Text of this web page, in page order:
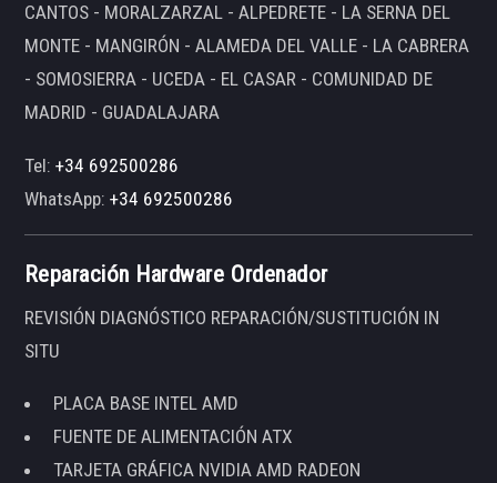
CANTOS - MORALZARZAL - ALPEDRETE - LA SERNA DEL
MONTE - MANGIRÓN - ALAMEDA DEL VALLE - LA CABRERA
- SOMOSIERRA - UCEDA - EL CASAR - COMUNIDAD DE
MADRID - GUADALAJARA
Tel:+34 692500286
WhatsApp:+34 692500286
Reparación Hardware Ordenador
REVISIÓN DIAGNÓSTICO REPARACIÓN/SUSTITUCIÓN IN
SITU
PLACA BASE INTEL AMD
FUENTE DE ALIMENTACIÓN ATX
TARJETA GRÁFICA NVIDIA AMD RADEON